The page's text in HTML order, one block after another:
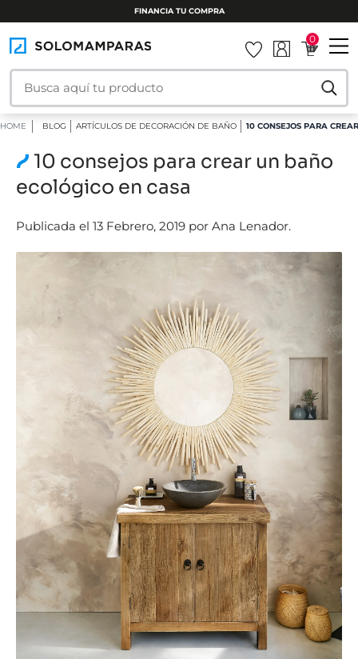
INSTALAMOS TU MAMPARA
0
HOME BLOG ARTÍCULOS DE DECORACIÓN DE BAÑO 10 CONSEJOS PARA
10 consejos para crear un baño
ecológico en casa
Publicada el 13 Febrero, 2019 por Ana Lenador.